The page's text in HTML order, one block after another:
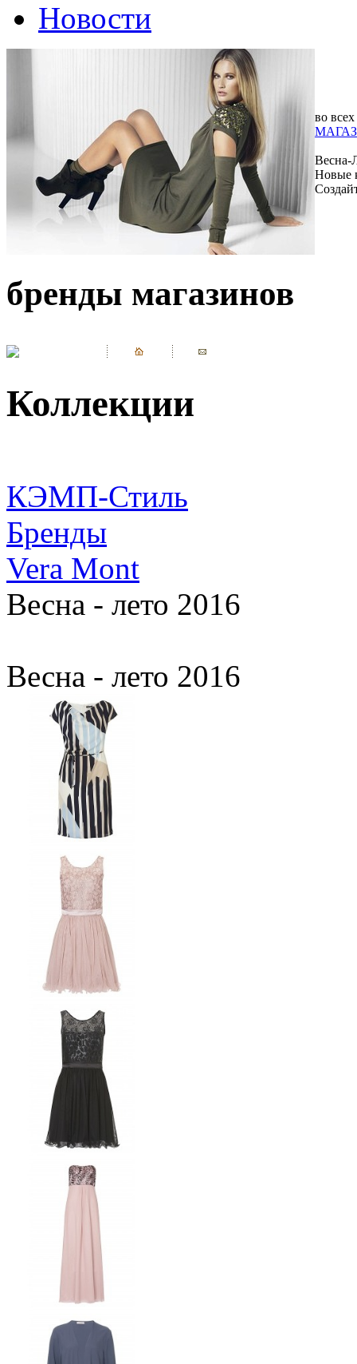
Новости
во всех
Весна-
Новые
бренды магазинов
Коллекции
КЭМП-Стиль
Бренды
Vera Mont
Весна - лето 2016
Весна - лето 2016